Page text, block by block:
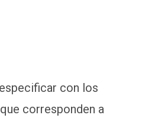
con los
corresponden a